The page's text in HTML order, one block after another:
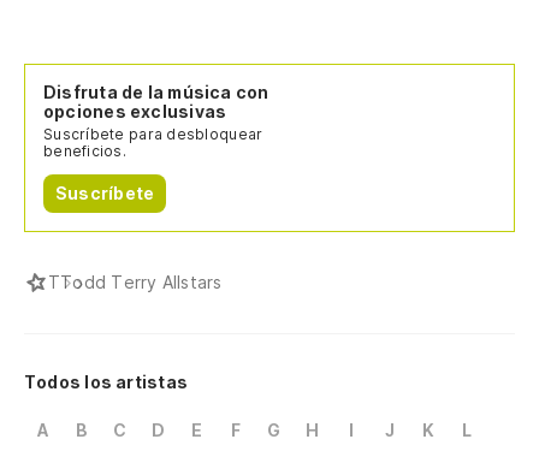
Disfruta de la música con
opciones exclusivas
Suscríbete para desbloquear
beneficios.
Suscríbete
TTodd Terry Allstars
Todos los artistas
A B C D E F G H I J K
L